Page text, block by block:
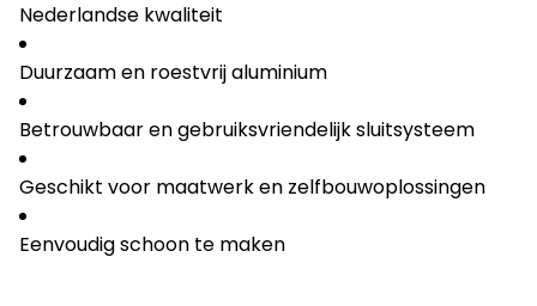
Nederlandse kwaliteit
Duurzaam en roestvrij aluminium
Betrouwbaar en gebruiksvriendelijk sluitsysteem
Geschikt voor maatwerk en zelfbouwoplossingen
Eenvoudig schoon te maken